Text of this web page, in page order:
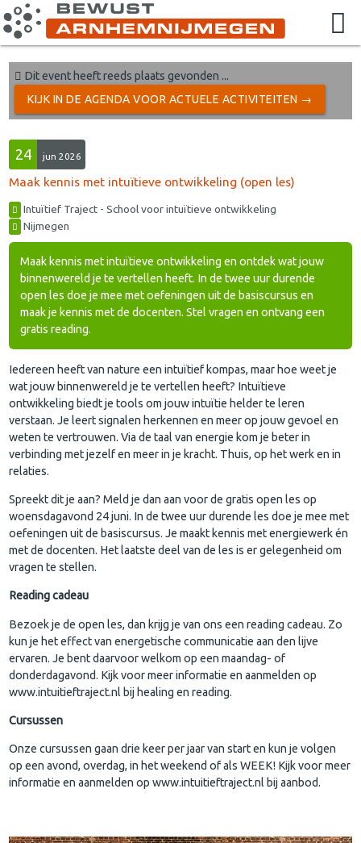
Dit event heeft reeds plaats gevonden ...
KIJK IN DE AGENDA VOOR ACTUELE ACTIVITEITEN →
24 jun 2026
Maak kennis met intuïtieve ontwikkeling (open les)
Intuïtief Traject - School voor intuïtieve ontwikkeling
Nijmegen
Maak kennis met intuïtieve ontwikkeling en ontdek wat jouw
binnenwereld je te vertellen heeft. In de twee uur durende
open les doe je mee met oefeningen uit de basiscursus en
maak je kennis met de docenten. Stel vragen en ontvang een
gratis reading.
Iedereen heeft van nature een intuïtief kompas, maar hoe weet je
wat jouw binnenwereld je te vertellen heeft? Intuïtieve
ontwikkeling biedt je tools om jouw intuïtie helder te leren
verstaan. Je leert signalen herkennen en meer op jouw gevoel en
weten te vertrouwen. Via de taal van energie kom je beter in
verbinding met jezelf en meer in je kracht. Thuis, op het werk en in
relaties.
Spreekt dit je aan? Meld je dan aan voor de gratis open les op
woensdagavond 24 juni. In de twee uur durende les doe je mee met
oefeningen uit de basiscursus. Je maakt kennis met energiewerk én
met de docenten. Het laatste deel van de les is er gelegenheid om
vragen te stellen.
​​Reading cadeau
Bezoek je de open les, dan krijg je van ons een reading cadeau. Zo
kun je het effect van energetische communicatie aan den lijve
ervaren. Je bent daarvoor welkom op een maandag- of
donderdagavond. Kijk voor meer informatie en aanmelden op
www.intuitieftraject.nl bij healing en reading.
Cursussen
Onze cursussen gaan drie keer per jaar van start en kun je volgen
op een avond, overdag, in het weekend of als WEEK! Kijk voor meer
informatie en aanmelden op www.intuitieftraject.nl bij aanbod.